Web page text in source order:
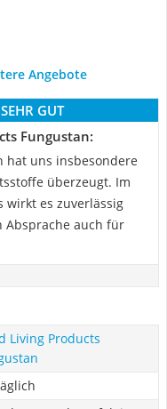
Angebote
SEHR GUT
Fungustan:
hat uns insbesondere
überzeugt. Im
wirkt es zuverlässig
Absprache auch für
Living Products